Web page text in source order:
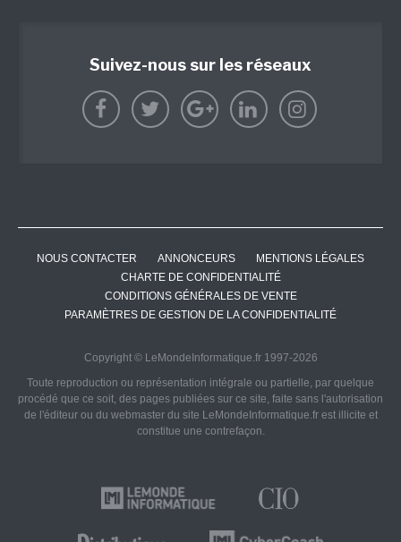
Suivez-nous sur les réseaux
NOUS CONTACTER ANNONCEURS
MENTIONS LÉGALES
CHARTE DE CONFIDENTIALITÉ
CONDITIONS GÉNÉRALES DE VENTE
PARAMÈTRES DE GESTION DE LA CONFIDENTIALITÉ
Copyright © LeMondeInformatique.fr 1997-2026
Toute reproduction ou représentation intégrale ou partielle, par quelque
procédé que ce soit, des pages publiées sur ce site, faite sans l'autorisation
de l'éditeur ou du webmaster du site LeMondeInformatique.fr est illicite et
constitue une contrefaçon.